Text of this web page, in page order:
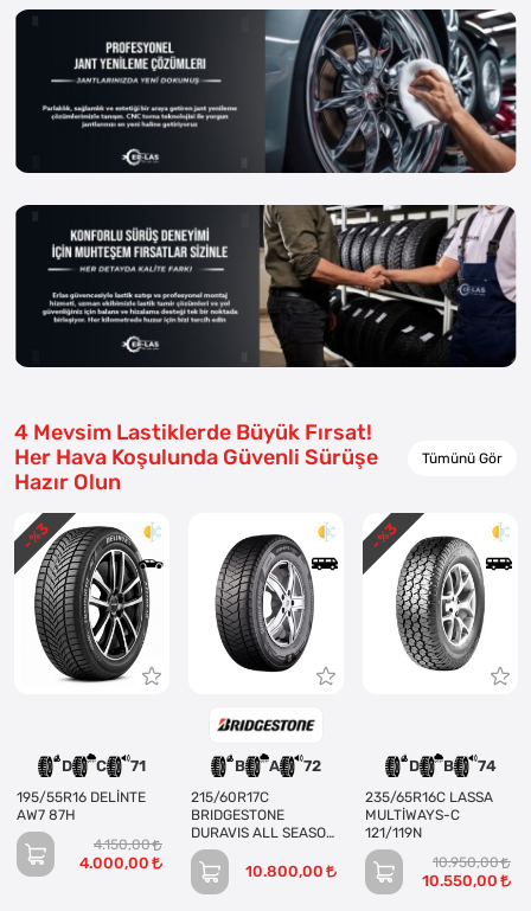
4 Mevsim Lastiklerde Büyük Fırsat!
Her Hava Koşulunda Güvenli Sürüşe
Hazır Olun
Tümünü Gör
D C 71
195/55R16 DELİNTE
AW7 87H
4.150,00
4.000,00
- %
3
B A 72
215/60R17C
BRIDGESTONE
DURAVIS ALL SEASON
EVO 109/107T
10.800,00
D B 74
235/65R16C LASSA
MULTİWAYS-C
121/119N
10.950,00
10.550,00
- %
3